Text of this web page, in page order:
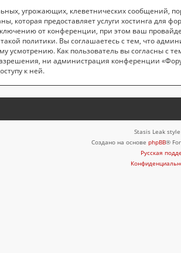
угрожающих, клеветнических сообщений,
которая предоставляет услуги хостинга
от конференции, при этом ваш
политики. Вы соглашаетесь с тем, что
усмотрению. Как пользователь вы согласны с
ни администрация конференции
к ней.
Stasis Leak
Создано на основе phpBB®
Русская